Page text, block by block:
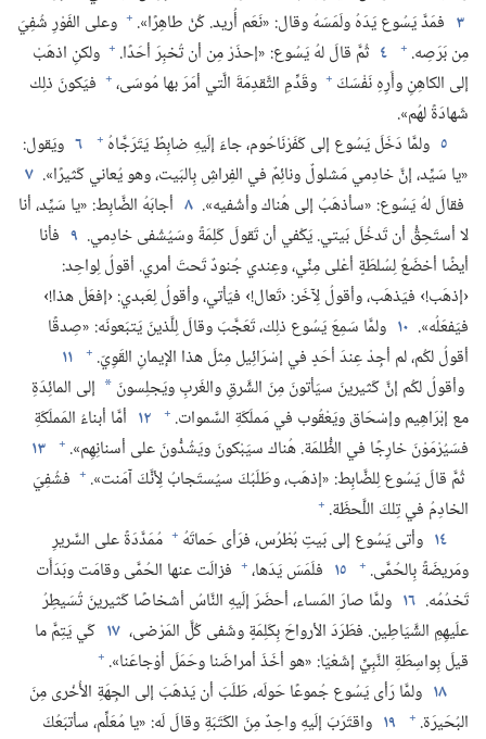
٣ فمَدَّ يَسُوع يَدَهُ ولَمَسَهُ وقال:‏ «نَعَم أُريد.‏ كُنْ طاهِرًا».‏ + وعلى الفَوْرِ شُفِيَ
مِن بَرَصِه.‏ + ٤ ثُمَّ قالَ لهُ يَسُوع:‏ «إحذَرْ مِن أن تُخبِرَ أحَدًا.‏ + ولكنِ اذهَبْ
إلى الكاهِنِ وأَرِهِ نَفْسَكَ + وقَدِّمِ التَّقدِمَةَ الَّتي أمَرَ بها مُوسَى،‏ + فيَكونَ ذلِك
شَهادَةً لهُم».‏
٥ ولمَّا دَخَلَ يَسُوع إلى كَفَرْنَاحُوم،‏ جاءَ إلَيهِ ضابِطٌ يَتَرَجَّاهُ + ٦ ويَقول:‏
«يا سَيِّد،‏ إنَّ خادِمي مَشلولٌ ونائِمٌ في الفِراشِ بِالبَيت،‏ وهو يُعاني كَثيرًا».‏ ٧
فقالَ لهُ يَسُوع:‏ «سأذهَبُ إلى هُناك وأشْفيه».‏ ٨ أجابَهُ الضَّابِط:‏ «يا سَيِّد،‏ أنا
لا أستَحِقُّ أن تَدخُلَ بَيتي.‏ يَكْفي أن تَقولَ كَلِمَةً وسَيُشْفى خادِمي.‏ ٩ فأنا
أيضًا أخضَعُ لِسُلطَةٍ أعْلى مِنِّي،‏ وعِندي جُنودٌ تَحتَ أمري.‏ أقولُ لِواحِد:‏
‹إذهَب!‏› فيَذهَب،‏ وأقولُ لِآخَر:‏ ‹تَعال!‏› فيَأتي،‏ وأقولُ لِعَبدي:‏ ‹إفعَلْ هذا!‏›
فيَفعَلُه».‏ ١٠ ولمَّا سَمِعَ يَسُوع ذلِك،‏ تَعَجَّبَ وقالَ لِلَّذينَ يَتبَعونَه:‏ «صِدقًا
أقولُ لكُم،‏ لم أجِدْ عِندَ أحَدٍ في إسْرَائِيل مِثلَ هذا الإيمانِ القَوِيّ.‏ +
١١
وأقولُ لكُم إنَّ كَثيرينَ سيَأتونَ مِنَ الشَّرقِ والغَربِ ويَجلِسونَ * إلى المائِدَةِ
مع إبْرَاهِيم وإسْحَاق ويَعْقُوب في مَملَكَةِ السَّموات.‏ + ١٢ أمَّا أبناءُ المَملَكَةِ
فسَيُرْمَوْنَ خارِجًا في الظُّلمَة.‏ هُناك سيَبْكونَ ويَشُدُّونَ على أسنانِهِم».‏ +
١٣
ثُمَّ قالَ يَسُوع لِلضَّابِط:‏ «إذهَب،‏ وطَلَبُكَ سيُستَجابُ لِأنَّكَ آمَنت».‏ + فشُفِيَ
الخادِمُ في تِلكَ اللَّحظَة.‏ +
١٤ وأتى يَسُوع إلى بَيتِ بُطْرُس،‏ فرَأى حَماتَهُ + مُمَدَّدَةً على السَّريرِ
ومَريضَةً بِالحُمَّى.‏ + ١٥ فلَمَسَ يَدَها،‏ + فزالَت عنها الحُمَّى وقامَت وبَدَأَت
تَخدُمُه.‏ ١٦ ولمَّا صارَ المَساء،‏ أحضَرَ إلَيهِ النَّاسُ أشخاصًا كَثيرينَ تُسَيطِرُ
علَيهِمِ الشَّيَاطِين.‏ فطَرَدَ الأرواحَ بِكَلِمَةٍ وشَفى كُلَّ المَرْضى،‏ ١٧ كَي يَتِمَّ ما
قيلَ بِواسِطَةِ النَّبِيِّ إشَعْيَا:‏ «هو أخَذَ أمراضَنا وحَمَلَ أوْجاعَنا».‏ +
١٨ ولمَّا رَأى يَسُوع جُموعًا حَولَه،‏ طَلَبَ أن يَذهَبَ إلى الجِهَةِ الأُخْرى مِنَ
البُحَيرَة.‏ + ١٩ واقتَرَبَ إلَيهِ واحِدٌ مِنَ الكَتَبَةِ وقالَ لَه:‏ «يا مُعَلِّم،‏ سأتبَعُكَ